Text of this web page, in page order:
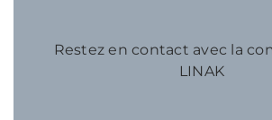
Restez en contact avec la
LINAK